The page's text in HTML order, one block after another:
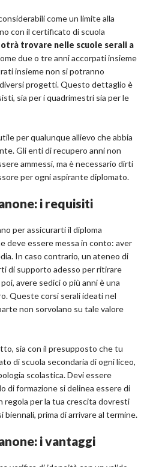
come un limite alla
con il certificato di scuola
trovare nelle scuole serali a
due o tre anni accorpati insieme
insieme non si potranno
progetti. Questo dettaglio è
sia per i quadrimestri sia per le
per qualunque allievo che abbia
Gli enti di recupero anni non
ammessi, ma è necessario dirti
per ogni aspirante diplomato.
i requisiti
per assicurarti il diploma
deve essere messa in conto: aver
In caso contrario, un ateneo di
di supporto adesso per ritirare
avere sedici o più anni è una
Queste corsi serali ideati nel
non sorvolano su tale valore
sia con il presupposto che tu
di scuola secondaria di ogni liceo,
scolastica. Devi essere
di formazione si delinea essere di
regola per la tua crescita dovresti
prima di arrivare al termine.
i vantaggi